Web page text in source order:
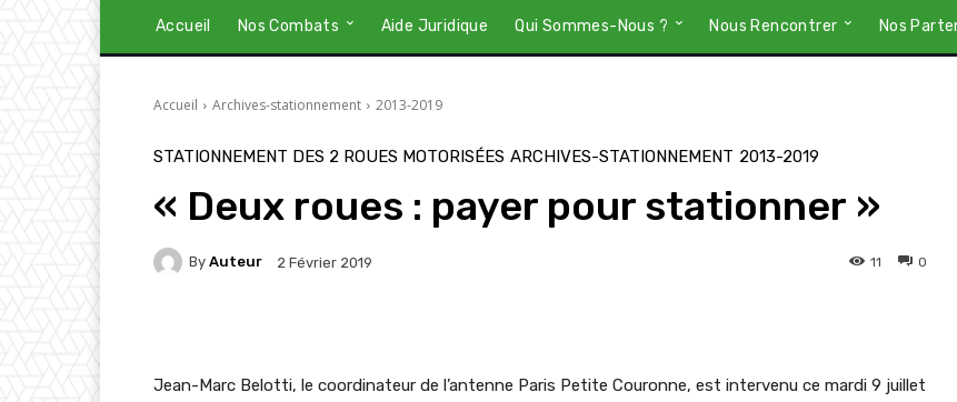
Accueil Nos Combats Aide Juridique Qui Sommes-Nous ? Nous Rencontrer Nos
Accueil Archives-stationnement 2013-2019
STATIONNEMENT DES 2 ROUES MOTORISÉES ARCHIVES-STATIONNEMENT 2013-2019
« Deux roues : payer pour stationner »
By Auteur 2 Février 2019 0
11
Jean-Marc Belotti, le coordinateur de l’antenne Paris Petite Couronne, est intervenu ce mardi 9 juillet